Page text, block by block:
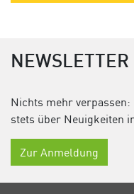
NEWSLETTER
Nichts mehr
stets über Neuigkeiten
Zur Anmeldung